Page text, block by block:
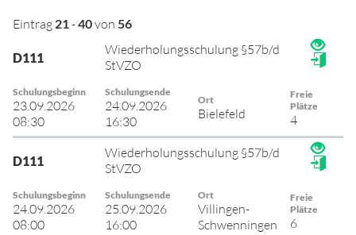
Eintrag 21-40von 56
D111
Wiederholungsschulung §57b/d
StVZO
Schulungsbeginn
23.09.2026
08:30
Schulungsende
24.09.2026
16:30
Ort
Bielefeld
Freie
Plätze
4
D111
Wiederholungsschulung §57b/d
StVZO
Schulungsbeginn
24.09.2026
08:00
Schulungsende
25.09.2026
16:00
Ort
Villingen-
Schwenningen
Freie
Plätze
6